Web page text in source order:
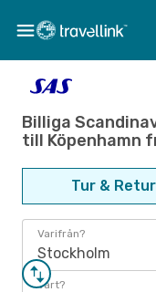
Billiga
till Köpenhamn
Tur & Retur
Varifrån?
Stockholm
Vart?